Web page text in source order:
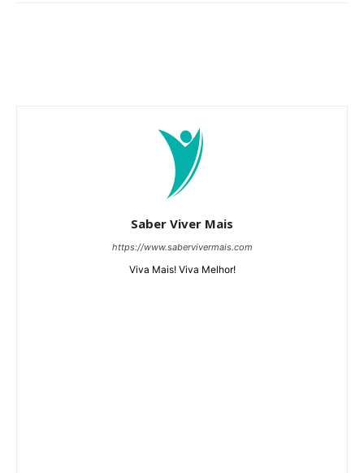
Saber Viver Mais
https://www.sabervivermais.com
Viva Mais! Viva Melhor!